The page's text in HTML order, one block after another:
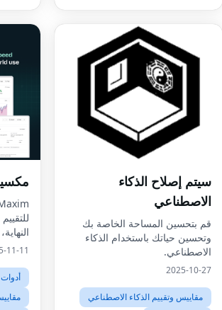
سيتم إصلاح الذكاء
الاصطناعي
قم بتحسين المساحة الخاصة بك
وتحسين حياتك باستخدام الذكاء
الاصطناعي.
2025-10-27
مقاييس وتقييم الذكاء الاصطناعي
وكلاء
مرات!
11-11